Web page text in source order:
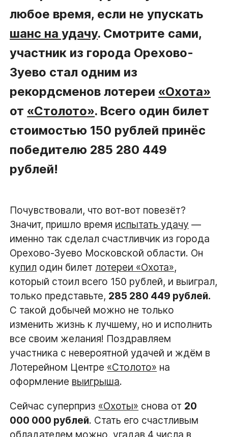
любое время, если не упускать
шанс на удачу. Смотрите сами,
участник из города Орехово-
Зуево стал одним из
рекордсменов лотереи «Охота»
от «Столото». Всего один билет
стоимостью 150 рублей принёс
победителю 285 280 449
рублей!
Почувствовали, что вот-вот повезёт?
Значит, пришло время испытать удачу —
именно так сделал счастливчик из города
Орехово-Зуево Московской области. Он
купил один билет лотереи «Охота»,
который стоил всего 150 рублей, и выиграл,
только представьте, 285 280 449 рублей.
С такой добычей можно не только
изменить жизнь к лучшему, но и исполнить
все своим желания! Поздравляем
участника с невероятной удачей и ждём в
Лотерейном Центре «Столото» на
оформление выигрыша.
Сейчас суперприз «Охоты» снова от 20
000 000 рублей. Стать его счастливым
обладателем можно, угадав 4 числа в